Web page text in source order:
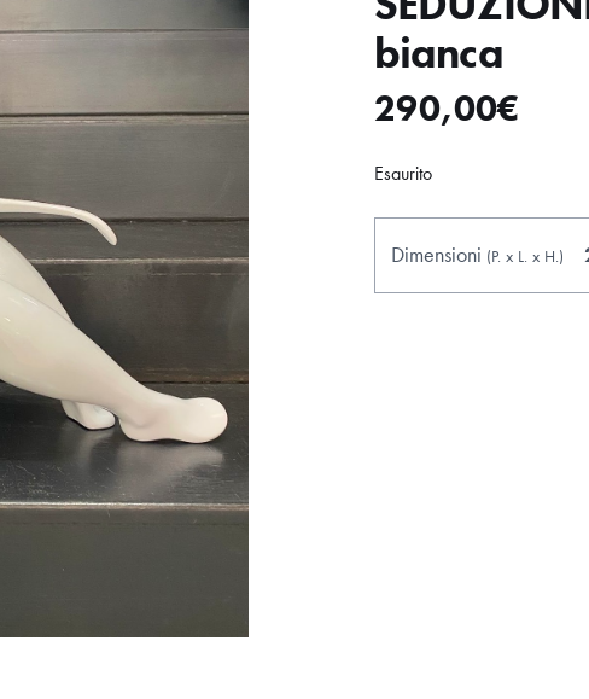
bianca
290,00€
Esaurito
Dimensioni (P. x L. x H.)